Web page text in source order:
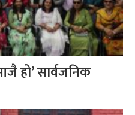
हो’ सार्वजनिक